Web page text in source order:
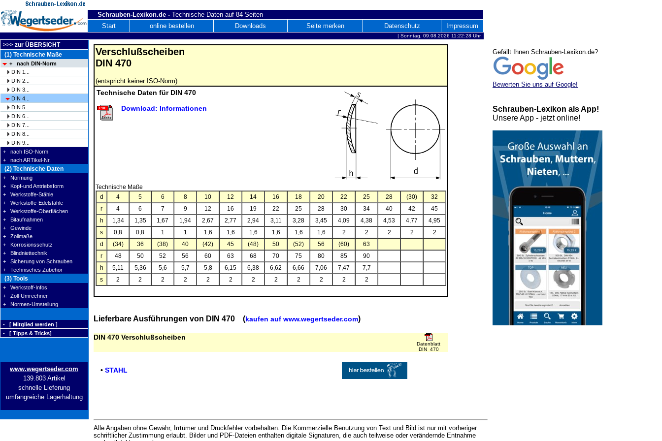
Schrauben-Lexikon.de - Technische Daten auf 84 Seiten
Start
online bestellen Downloads Seite merken Datenschutz Impressum
| Sonntag, 09.08.2026 11:22:28 Uhr
>>> zur ÜBERSICHT
(1) Technische Maße
+ nach DIN-Norm
DIN 1...
DIN 2...
DIN 3...
DIN 4...
DIN 5...
DIN 6...
DIN 7...
DIN 8...
DIN 9...
+ nach ISO-Norm
+ nach ARTikel-Nr.
(2) Technische Daten
+ Normung
+ Kopf-und Antriebsform
+ Werkstoffe-Stähle
+ Werkstoffe-Edelstähle
+ Werkstoffe-Oberflächen
+ Bitaufnahmen
+ Gewinde
+ Zollmaße
+ Korrosionsschutz
+ Blindniettechnik
+ Sicherung von Schrauben
+ Technisches Zubehör
(3) Tools
+ Werkstoff-Infos
+ Zoll-Umrechner
+ Normen-Umstellung
- [ Mitglied werden ]
- [ Tipps & Tricks]
www.wegertseder.com
139.803 Artikel
schnelle Lieferung
umfangreiche Lagerhaltung
Verschlußscheiben
DIN 470
(entspricht keiner ISO-Norm)
Technische Daten für DIN 470
Download: Informationen
Technische Maße
d
4 5 6 8 10 12 14 16 18 20 22 25 28 (30)
32
r
4 6 7 9 12 16 19 22 25 28 30 34 40 42
45
h
1,34 1,35 1,67 1,94 2,67 2,77 2,94 3,11 3,28 3,45 4,09 4,38 4,53 4,77
4,95
s
0,8 0,8 1 1 1,6 1,6 1,6 1,6 1,6 1,6 2 2 2 2
2
d
(34) 36 (38) 40 (42) 45 (48) 50 (52) 56 (60)
63
r
48 50 52 56 60 63 68 70 75 80 85
90
h
5,11 5,36 5,6 5,7 5,8 6,15 6,38 6,62 6,66 7,06 7,47
7,7
s
2 2 2 2 2 2 2 2 2 2 2 2
Lieferbare Ausführungen von DIN 470 (kaufen auf www.wegertseder.com)
DIN 470 Verschlußscheiben
Datenblatt
DIN 470
• STAHL
Alle Angaben ohne Gewähr, Irrtümer und Druckfehler vorbehalten. Die Kommerzielle Benutzung von Text und Bild ist nur mit vorheriger
schriftlicher Zustimmung erlaubt. Bilder und PDF-Dateien enthalten digitale Signaturen, die auch teilweise oder verändernde Entnahme
Gefällt Ihnen Schrauben-Lexikon.de?
Bewerten Sie uns auf Google!
Schrauben-Lexikon als App!
Unsere App - jetzt online!